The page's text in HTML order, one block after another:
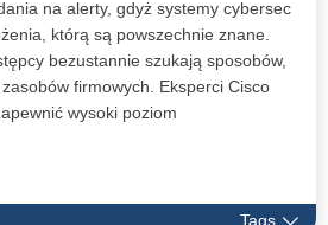
na alerty, gdyż systemy cybersec
którą są powszechnie znane.
bezustannie szukają sposobów,
firmowych. Eksperci Cisco
wysoki poziom
Tags